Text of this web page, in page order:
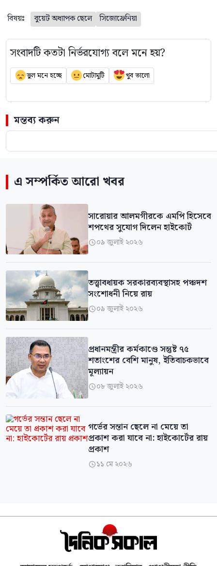
বিষয়ঃ বুয়েট অধ্যাপক ছেলে সিজোফ্রেনিয়া
সংবাদটি কতটা নির্ভরযোগ্য বলে মনে হয়?
ভুল মনে হচ্ছে মোটামুটি খুব ভালো
মন্তব্য করুন
এ সম্পর্কিত আরো খবর
সারোয়ার আলমগীরকে এমপি হিসেবে
শপথের সুযোগ দিলেন হাইকোর্ট
০৯ জুলাই ২০২৬
তত্ত্বাবধায়ক সরকারব্যবস্থাসহ পঞ্চদশ
সংশোধনী নিয়ে রায়
০৯ জুলাই ২০২৬
প্রধানমন্ত্রীর কর্মকাণ্ডে সন্তুষ্ট ৭৫
শতাংশের বেশি মানুষ, ইতিবাচকভাবে
মূল্যায়ন
০৮ জুলাই ২০২৬
গর্ভের সন্তান ছেলে না মেয়ে তা
প্রকাশ করা যাবে না: হাইকোর্টের রায়
প্রকাশ
১১ মে ২০২৬